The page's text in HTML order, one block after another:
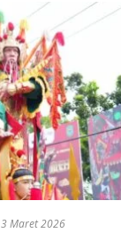
3 Maret 2026